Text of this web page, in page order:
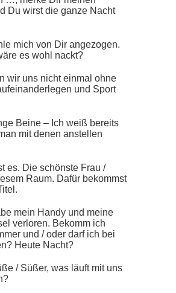
Du wirst die ganze Nacht
mich von Dir angezogen.
es wohl nackt?
wir uns nicht einmal ohne
und Sport
Beine – Ich weiß bereits
mit denen anstellen
es. Die schönste Frau /
Raum. Dafür bekommst
mein Handy und meine
verloren. Bekomm ich
und / oder darf ich bei
Heute Nacht?
/ Süßer, was läuft mit uns